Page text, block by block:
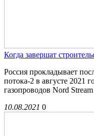
Когда завершат
Россия прокладывает
потока-2 в августе 2021
газопроводов Nord
10.08.2021 0